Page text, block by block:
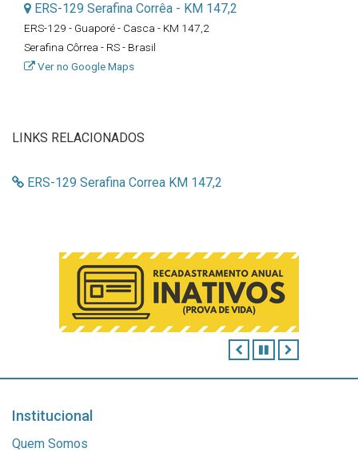
ERS-129 Serafina Corrêa - KM 147,2
ERS-129 - Guaporé - Casca - KM 147,2
Serafina Côrrea - RS - Brasil
Ver no Google Maps
LINKS RELACIONADOS
ERS-129 Serafina Correa KM 147,2
ANTERIOR
PAUSAR
Institucional
Quem Somos